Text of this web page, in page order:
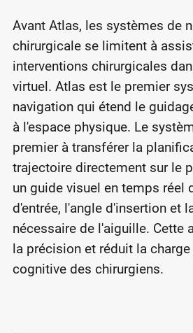
Avant Atlas, les systèmes de
chirurgicale se limitent à
interventions chirurgicales
virtuel. Atlas est le premier
navigation qui étend le
à l'espace physique. Le
premier à transférer la
trajectoire directement sur le
un guide visuel en temps réel
d'entrée, l'angle d'insertion et
nécessaire de l'aiguille. Cette
la précision et réduit la
cognitive des chirurgiens.